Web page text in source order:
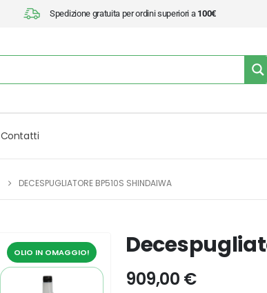
Spedizione gratuita per ordini superiori a 100€
Contatti
DECESPUGLIATORE BP510S SHINDAIWA
OLIO IN OMAGGIO!
909,00 €